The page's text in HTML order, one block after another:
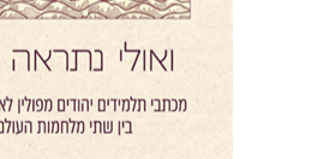
הנחת אתר ספר מודפס